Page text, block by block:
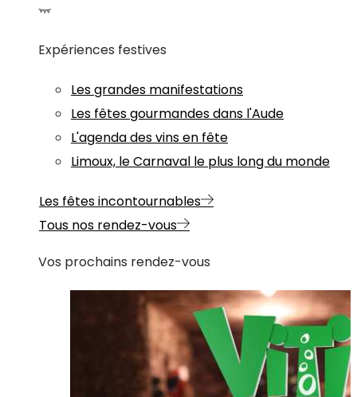
Expériences festives
Les grandes manifestations
Les fêtes gourmandes dans l'Aude
L'agenda des vins en fête
Limoux, le Carnaval le plus long du monde
Les fêtes incontournables
Tous nos rendez-vous
Vos prochains rendez-vous